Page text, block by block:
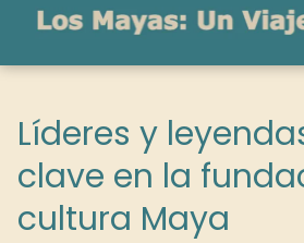
Líderes y
clave en la
cultura Maya